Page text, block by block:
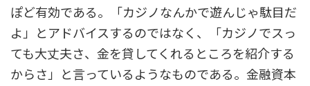
ぽど有効である。「カジノなんかで遊んじゃ駄目だ
よ」とアドバイスするのではなく、「カジノでスっ
ても大丈夫さ、金を貸してくれるところを紹介する
からさ」と言っているようなものである。金融資本